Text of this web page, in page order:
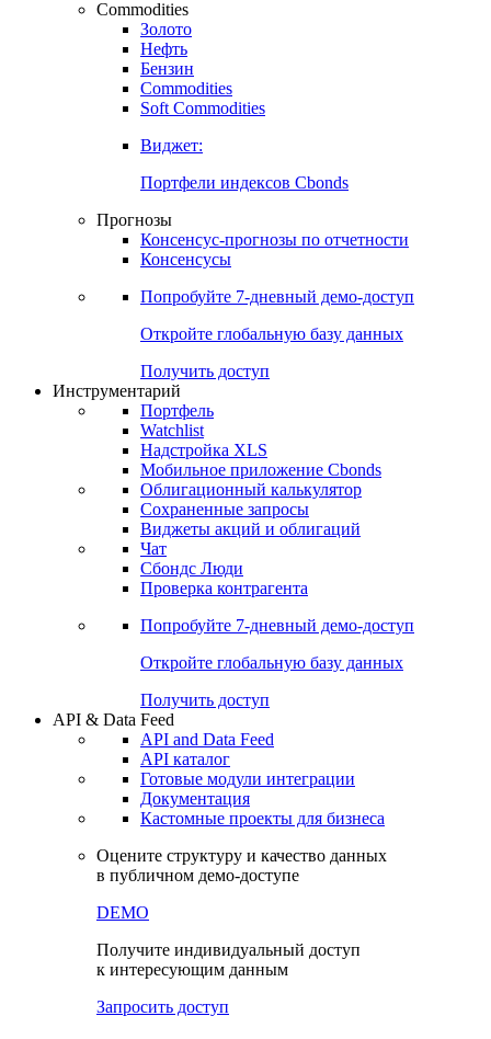
Commodities
Золото
Нефть
Бензин
Commodities
Soft Commodities
Виджет:
Портфели индексов Cbonds
Прогнозы
Консенсус-прогнозы по отчетности
Консенсусы
Попробуйте 7-дневный демо-доступ
Откройте глобальную базу данных
Получить доступ
Инструментарий
Портфель
Watchlist
Надстройка XLS
Мобильное приложение Cbonds
Облигационный калькулятор
Сохраненные запросы
Виджеты акций и облигаций
Чат
Сбондс Люди
Проверка контрагента
Попробуйте 7-дневный демо-доступ
Откройте глобальную базу данных
Получить доступ
API & Data Feed
API and Data Feed
API каталог
Готовые модули интеграции
Документация
Кастомные проекты для бизнеса
Оцените структуру и качество данных
в публичном демо-доступе
DEMO
Получите индивидуальный доступ
к интересующим данным
Запросить доступ